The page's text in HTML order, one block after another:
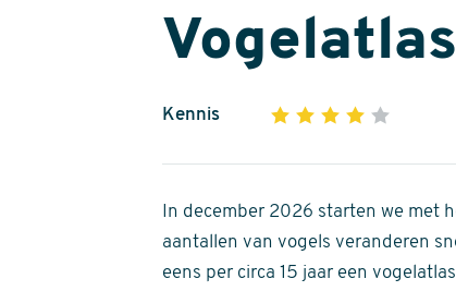
Vogelatlas
Kennis 1 2 3 4
of
5
stars
In december 2026 starten we met
aantallen van vogels veranderen
eens per circa 15 jaar een